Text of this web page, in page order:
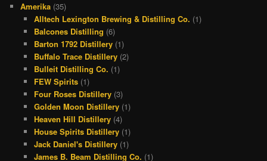
e
b
o
o
k
e
a
d
s
a
g
r
a
m
e
r
e
t
Amerika (35)
Alltech Lexington Brewing & Distilling Co. (1)
Balcones Distilling (6)
Barton 1792 Distillery(1)
Buffalo Trace Distillery(2)
Bulleit Distilling Co. (1)
FEW Spirits(1)
Four Roses Distillery(3)
Golden Moon Distillery(1)
Heaven Hill Distillery(4)
House Spirits Distillery(1)
Jack Daniel's Distillery(1)
James B. Beam Distilling Co. (1)